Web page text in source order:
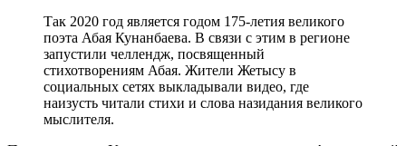
Так 2020 год является годом 175-летия великого
поэта Абая Кунанбаева. В связи с этим в регионе
запустили челлендж, посвященный
стихотворениям Абая. Жители Жетысу в
социальных сетях выкладывали видео, где
наизусть читали стихи и слова назидания великого
мыслителя.